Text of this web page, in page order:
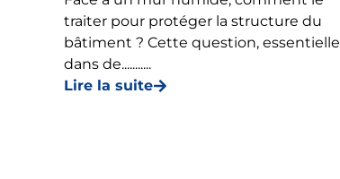
traiter pour protéger la structure du
bâtiment ? Cette question, essentielle
dans de...........
Lire la suite